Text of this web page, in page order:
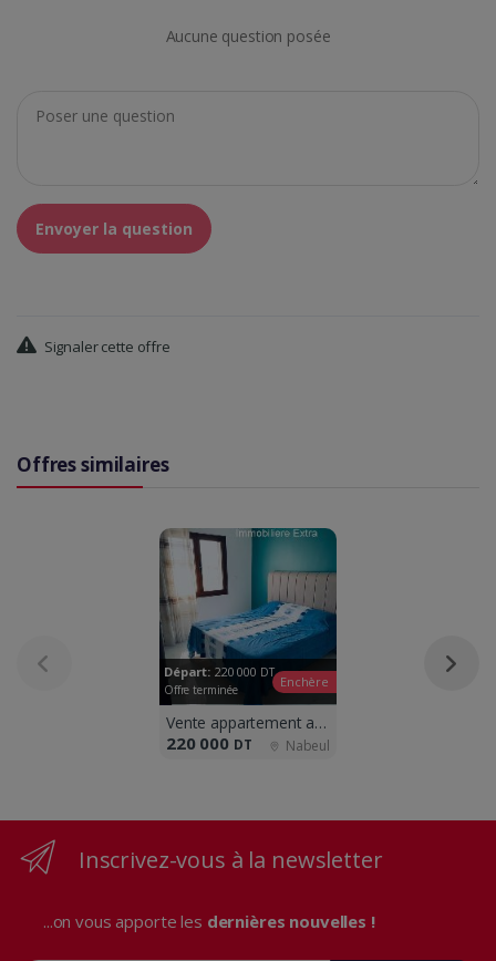
Aucune question posée
Envoyer la question
Signaler cette offre
Offres similaires
Départ: 220 000 DT
Offre terminée
Enchère
Vente appartement a AFh 1 nabeul
220 000 DT Nabeul
Inscrivez-vous à la newsletter
...on vous apporte les dernières nouvelles !